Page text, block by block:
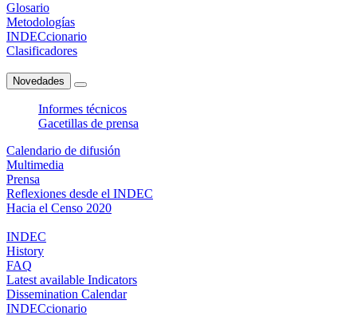
Glosario
Metodologías
INDECcionario
Clasificadores
Novedades
Informes técnicos
Gacetillas de prensa
Calendario de difusión
Multimedia
Prensa
Reflexiones desde el INDEC
Hacia el Censo 2020
INDEC
History
FAQ
Latest available Indicators
Dissemination Calendar
INDECcionario